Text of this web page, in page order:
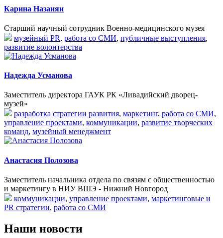
Карина Назанян
Старший научный сотрудник Военно-медицинского музея
музейный PR, работа со СМИ, публичные выступления,
развитие волонтерства
Надежда Усманова
Заместитель директора ГАУК РК «Ливадийский дворец-
музей»
разработка стратегии развития, маркетинг, работа со СМИ,
управление проектами, коммуникации, развитие творческих
команд, музейный менеджмент
Анастасия Полозова
Заместитель начальника отдела по связям с общественностью
и маркетингу в НИУ ВШЭ - Нижний Новгород
коммуникации, управление проектами, маркетинговые и
PR стратегии, работа со СМИ
Наши новости